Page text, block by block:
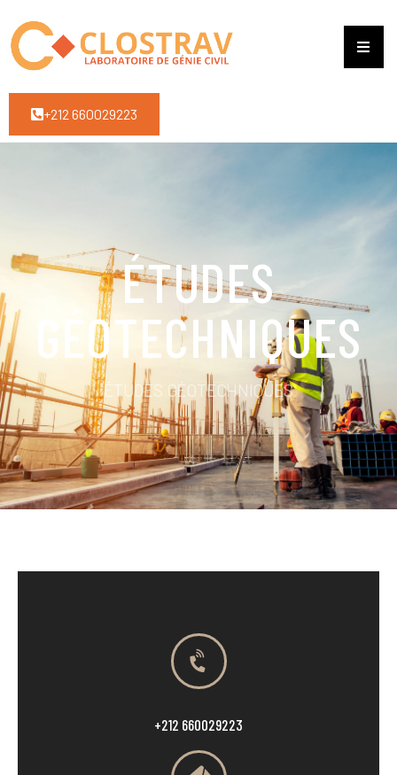
+212 660029223
ÉTUDES
GÉOTECHNIQUES
ÉTUDES GÉOTECHNIQUES
+212 660029223